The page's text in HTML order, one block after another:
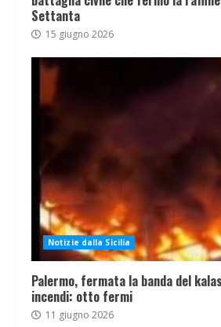
Settanta
15 giugno 2026
Notizie dalla Sicilia
Palermo, fermata la banda del
incendi: otto fermi
11 giugno 2026